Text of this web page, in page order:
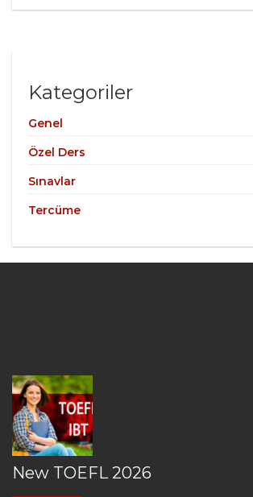
Kategoriler
Genel
Özel Ders
Sınavlar
Tercüme
New TOEFL 2026